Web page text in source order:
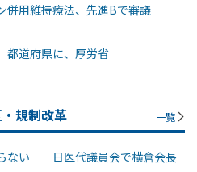
併用維持療法、先進Bで審議
道府県に、厚労省
規制改革 一覧
らない 日医代議員会で横倉会長